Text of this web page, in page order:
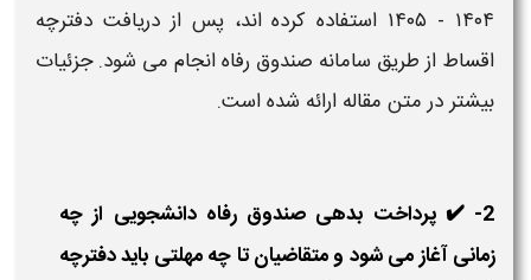
۱۴۰۴ - ۱۴۰۵ استفاده کرده‌ اند، پس از دریافت دفترچه
اقساط از طریق سامانه صندوق رفاه انجام می‌ شود. جزئیات
بیشتر در متن مقاله ارائه شده است.
2- ✔️ پرداخت بدهی صندوق رفاه دانشجویی از چه
زمانی آغاز می‌ شود و متقاضیان تا چه مهلتی باید دفترچه